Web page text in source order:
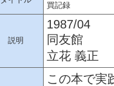
買記録
説明
1987/04
同友館
立花 義正
この本で実